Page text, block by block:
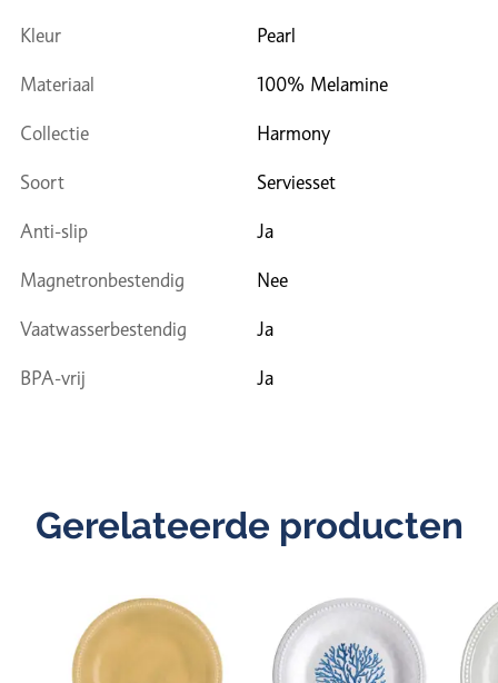
Kleur Pearl
Materiaal 100% Melamine
Collectie Harmony
Soort Serviesset
Anti-slip Ja
Magnetronbestendig Nee
Vaatwasserbestendig Ja
BPA-vrij Ja
Gerelateerde producten